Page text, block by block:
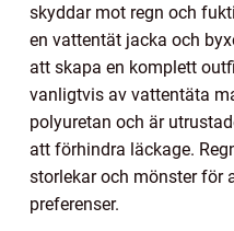
skyddar mot regn och
en vattentät jacka och
att skapa en komplett
vanligtvis av vattentäta
polyuretan och är
att förhindra läckage.
storlekar och mönster för
preferenser.